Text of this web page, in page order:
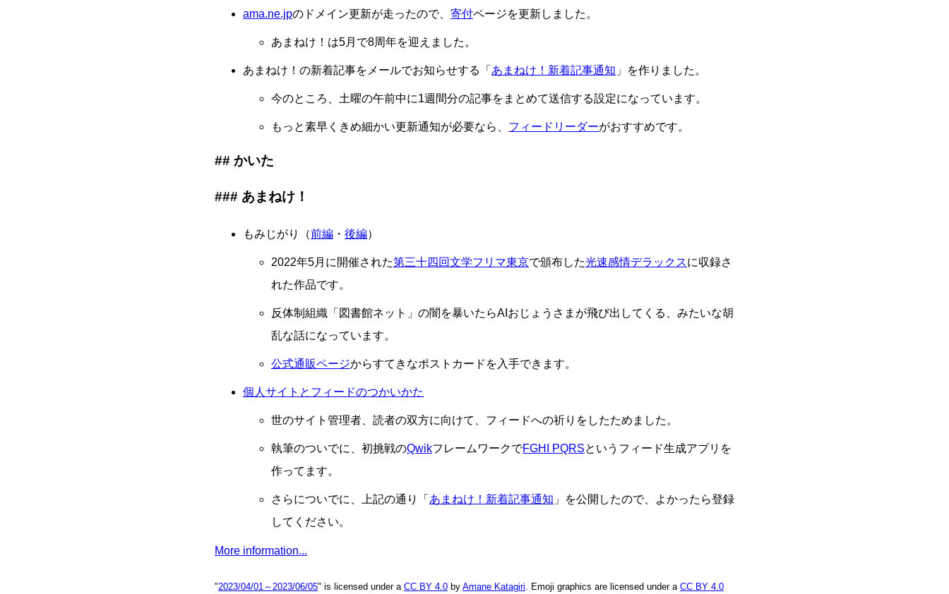
ama.ne.jpのドメイン更新が走ったので、 寄付ページを更新しました。
あまねけ！は5月で8周年を迎えました。
あまねけ！の新着記事をメールでお知らせする「 あまねけ！新着記事通知 」を作りました。
今のところ、土曜の午前中に1週間分の記事をまとめて送信する設定になっています。
もっと素早くきめ細かい更新通知が必要なら、 フィードリーダーがおすすめです。
かいた
あまねけ！
もみじがり（前編 ・ 後編）
2022年5月に開催された第三十四回文学フリマ東京で頒布した光速感情デラックスに収録さ
れた作品です。
反体制組織「図書館ネット」の闇を暴いたらAIおじょうさまが飛び出してくる、みたいな胡
乱な話になっています。
公式通販ページからすてきなポストカードを入手できます。
個人サイトとフィードのつかいかた
世のサイト管理者、読者の双方に向けて、フィードへの祈りをしたためました。
執筆のついでに、初挑戦のQwikフレームワークでFGHI PQRSというフィード生成アプリを
作ってます。
さらについでに、上記の通り「 あまねけ！新着記事通知 」を公開したので、よかったら登録
してください。
More information...
"2023/04/01～2023/06/05" is licensed under a CC BY 4.0 by Amane Katagiri. Emoji graphics are licensed under a CC BY 4.0